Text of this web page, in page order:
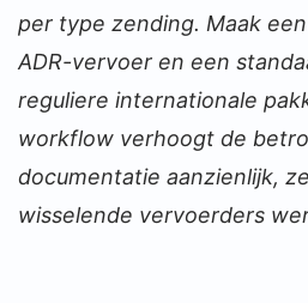
per type zending. Maak
ADR-vervoer en een
reguliere internationale
workflow verhoogt de
documentatie aanzienlijk,
wisselende vervoerders